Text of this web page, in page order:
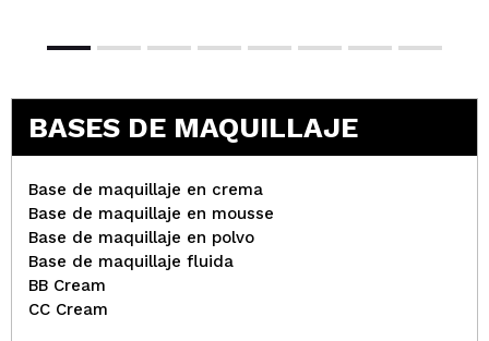
BASES DE MAQUILLAJE
Base de maquillaje en crema
Base de maquillaje en mousse
Base de maquillaje en polvo
Base de maquillaje fluida
BB Cream
CC Cream